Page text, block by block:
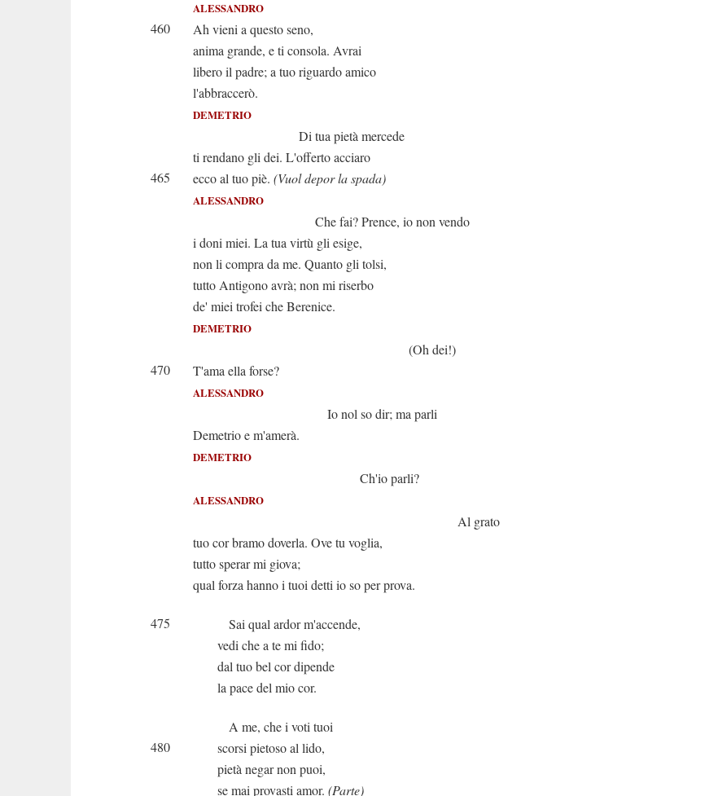
ALESSANDRO
460
Ah vieni a questo seno,
anima grande, e ti consola. Avrai
libero il padre; a tuo riguardo amico
l'abbraccerò.
DEMETRIO
Di tua pietà mercede
ti rendano gli dei. L'offerto acciaro
465
ecco al tuo piè. (Vuol depor la spada)
ALESSANDRO
Che fai? Prence, io non vendo
i doni miei. La tua virtù gli esige,
non li compra da me. Quanto gli tolsi,
tutto Antigono avrà; non mi riserbo
de' miei trofei che Berenice.
DEMETRIO
(Oh dei!)
470
T'ama ella forse?
ALESSANDRO
Io nol so dir; ma parli
Demetrio e m'amerà.
DEMETRIO
Ch'io parli?
ALESSANDRO
Al grato
tuo cor bramo doverla. Ove tu voglia,
tutto sperar mi giova;
qual forza hanno i tuoi detti io so per prova.
475
Sai qual ardor m'accende,
vedi che a te mi fido;
dal tuo bel cor dipende
la pace del mio cor.
A me, che i voti tuoi
480
scorsi pietoso al lido,
pietà negar non puoi,
se mai provasti amor. (Parte)